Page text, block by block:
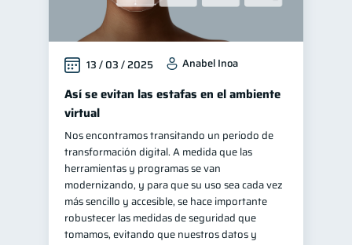
Finanzas para mujeres
Seguridad financiera 13
Salud financiera 12
Productos financieros 11
Organización Financiera
Deudas 10
Entidad financiera 8
Préstamos 8 Ahorro 8
Consejos 6
13 / 03 / 2025 Anabel Inoa
Así se evitan las estafas en el ambiente
virtual
Nos encontramos transitando un periodo de
transformación digital. A medida que las
herramientas y programas se van
modernizando, y para que su uso sea cada vez
más sencillo y accesible, se hace importante
robustecer las medidas de seguridad que
tomamos, evitando que nuestros datos y